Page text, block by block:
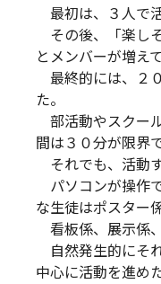
最初は、３人で
その後、「楽し
とメンバーが増え
最終的には、２
た。
部活動やスクー
間は３０分が限界
それでも、活動
パソコンが操作
な生徒はポスター
看板係、展示係
自然発生的にそ
中心に活動を進めた